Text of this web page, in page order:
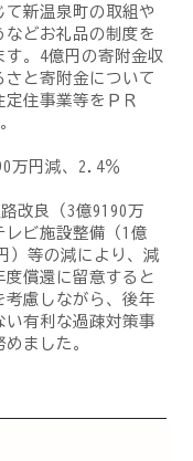
新温泉町の取組や
どお礼品の制度を
。4億円の寄附金収
さと寄附金について
住事業等をＰＲ
万円減、2.4％
改良（3億9190万
レビ施設整備（1億
）等の減により、減
償還に留意すると
考慮しながら、後年
有利な過疎対策事
めました。